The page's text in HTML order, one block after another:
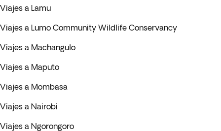
Viajes a Lamu
Viajes a Lumo Community Wildlife Conservancy
Viajes a Machangulo
Viajes a Maputo
Viajes a Mombasa
Viajes a Nairobi
Viajes a Ngorongoro